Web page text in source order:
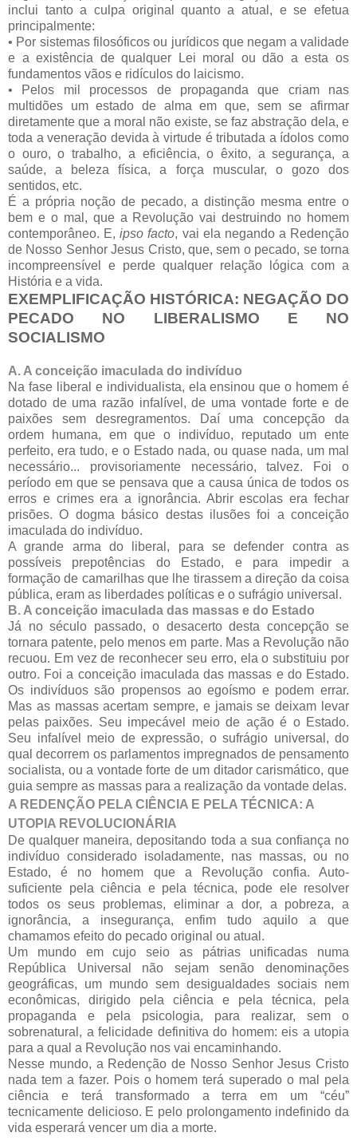
inclui tanto a culpa original quanto a atual, e se efetua
principalmente:
• Por sistemas filosóficos ou jurídicos que negam a validade
e a existência de qualquer Lei moral ou dão a esta os
fundamentos vãos e ridículos do laicismo.
• Pelos mil processos de propaganda que criam nas
multidões um estado de alma em que, sem se afirmar
diretamente que a moral não existe, se faz abstração dela, e
toda a veneração devida à virtude é tributada a ídolos como
o ouro, o trabalho, a eficiência, o êxito, a segurança, a
saúde, a beleza física, a força muscular, o gozo dos
sentidos, etc.
É a própria noção de pecado, a distinção mesma entre o
bem e o mal, que a Revolução vai destruindo no homem
contemporâneo. E,ipso facto, vai ela negando a Redenção
de Nosso Senhor Jesus Cristo, que, sem o pecado, se torna
incompreensível e perde qualquer relação lógica com a
História e a vida.
EXEMPLIFICAÇÃO HISTÓRICA: NEGAÇÃO DO
PECADO NO LIBERALISMO E NO
SOCIALISMO
A. A conceição imaculada do indivíduo
Na fase liberal e individualista, ela ensinou que o homem é
dotado de uma razão infalível, de uma vontade forte e de
paixões sem desregramentos. Daí uma concepção da
ordem humana, em que o indivíduo, reputado um ente
perfeito, era tudo, e o Estado nada, ou quase nada, um mal
necessário... provisoriamente necessário, talvez. Foi o
período em que se pensava que a causa única de todos os
erros e crimes era a ignorância. Abrir escolas era fechar
prisões. O dogma básico destas ilusões foi a conceição
imaculada do indivíduo.
A grande arma do liberal, para se defender contra as
possíveis prepotências do Estado, e para impedir a
formação de camarilhas que lhe tirassem a direção da coisa
pública, eram as liberdades políticas e o sufrágio universal.
B. A conceição imaculada das massas e do Estado
Já no século passado, o desacerto desta concepção se
tornara patente, pelo menos em parte. Mas a Revolução não
recuou. Em vez de reconhecer seu erro, ela o substituiu por
outro. Foi a conceição imaculada das massas e do Estado.
Os indivíduos são propensos ao egoísmo e podem errar.
Mas as massas acertam sempre, e jamais se deixam levar
pelas paixões. Seu impecável meio de ação é o Estado.
Seu infalível meio de expressão, o sufrágio universal, do
qual decorrem os parlamentos impregnados de pensamento
socialista, ou a vontade forte de um ditador carismático, que
guia sempre as massas para a realização da vontade delas.
A REDENÇÃO PELA CIÊNCIA E PELA TÉCNICA: A
UTOPIA REVOLUCIONÁRIA
De qualquer maneira, depositando toda a sua confiança no
indivíduo considerado isoladamente, nas massas, ou no
Estado, é no homem que a Revolução confia. Auto-
suficiente pela ciência e pela técnica, pode ele resolver
todos os seus problemas, eliminar a dor, a pobreza, a
ignorância, a insegurança, enfim tudo aquilo a que
chamamos efeito do pecado original ou atual.
Um mundo em cujo seio as pátrias unificadas numa
República Universal não sejam senão denominações
geográficas, um mundo sem desigualdades sociais nem
econômicas, dirigido pela ciência e pela técnica, pela
propaganda e pela psicologia, para realizar, sem o
sobrenatural, a felicidade definitiva do homem: eis a utopia
para a qual a Revolução nos vai encaminhando.
Nesse mundo, a Redenção de Nosso Senhor Jesus Cristo
nada tem a fazer. Pois o homem terá superado o mal pela
ciência e terá transformado a terra em um “céu”
tecnicamente delicioso. E pelo prolongamento indefinido da
vida esperará vencer um dia a morte.